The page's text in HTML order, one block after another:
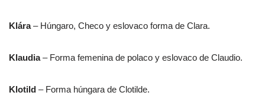
Klára– Húngaro, Checo y eslovaco forma de Clara.
Klaudia– Forma femenina de polaco y eslovaco de Claudio.
Klotild – Forma húngara de Clotilde.